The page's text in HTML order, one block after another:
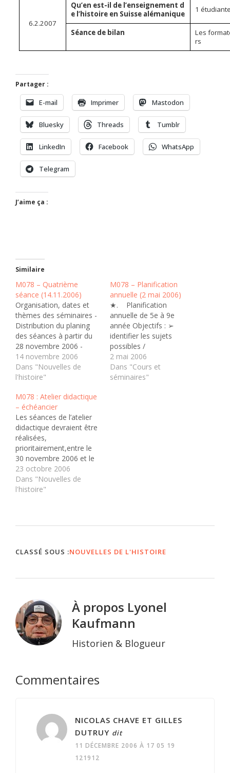
6.2.2007
Qu’en est-il de l’enseignement d
e l’histoire en Suisse alémanique
1
Séance de bilan
Les
rs
Partager :
E-mail Imprimer Mastodon
Bluesky Threads Tumblr
LinkedIn Facebook WhatsApp
Telegram
J’aime ça :
Similaire
M078 – Quatrième
séance (14.11.2006)
Organisation, dates et
thèmes des séminaires -
Distribution du planing
des séances à partir du
28 novembre 2006 -
thèmes des séminaires
et dates de présentation
- consignes relatives au
d'inscription au séminaire
Fichier : - Consignes
séminaires (.doc) -
Agenda des séances -
2e…
14 novembre 2006
Dans "Nouvelles de
l'histoire"
M078 – Planification
annuelle (2 mai 2006)
★. Planification
annuelle de 5e à 9e
année Objectifs : ➢
identifier les sujets
possibles /
incontournables d'un
degré ou d'un cycle ➢
combien de temps
2 mai 2006
Dans "Cours et
séminaires"
M078 : Atelier didactique
– échéancier
Les séances de l’atelier
didactique devraient être
réalisées,
prioritairement,entre le
30 novembre 2006 et le
1er février 2007Le
dossier d’AD
comprendra : 1. Une
20062. La transposition
l’étudiant-e durant l’AD.
23 octobre 2006
Dans "Nouvelles de
l'histoire"
CLASSÉ SOUS :NOUVELLES DE L'HISTOIRE
À propos Lyonel
Kaufmann
Historien & Blogueur
Interactions
lecteur
Commentaires
NICOLAS CHAVE ET GILLES
DUTRUY dit
11 DÉCEMBRE 2006 À 17 05 19
121912